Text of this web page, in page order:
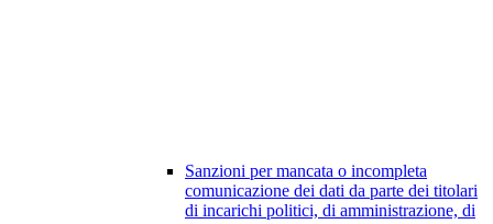
Sanzioni per mancata o incompleta
comunicazione dei dati da parte dei titolari
di incarichi politici, di amministrazione, di